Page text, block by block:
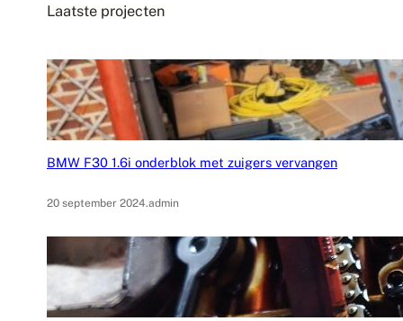
Laatste projecten
BMW F30 1.6i onderblok met zuigers vervangen
20 september 2024.admin